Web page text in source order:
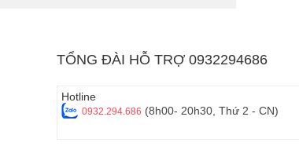
Điện thoại
TỔNG ĐÀI HỖ TRỢ 0932294686
Hotline
0932.294.686 (8h00- 20h30, Thứ 2 - CN)